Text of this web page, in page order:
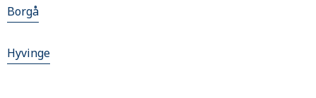
Borgå
Hyvinge